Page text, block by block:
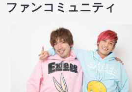
ファンコミュニティ